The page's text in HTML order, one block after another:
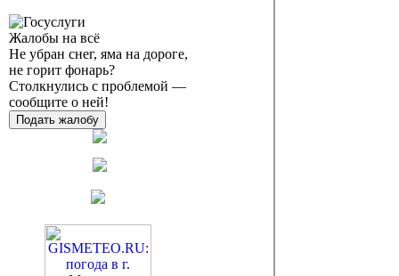
Жалобы на всё
Не убран снег, яма на дороге,
не горит фонарь?
Столкнулись с проблемой —
сообщите о ней!
Подать жалобу